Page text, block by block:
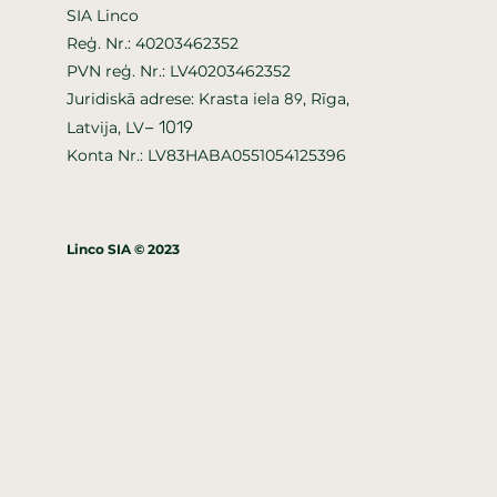
SIA Linco
Reģ. Nr.: 40203462352
PVN reģ. Nr.: LV40203462352
Juridiskā adrese: Krasta iela89, Rīga,
Latvija, LV– 1019
Konta Nr.: LV83HABA0551054125396
Linco SIA © 2023